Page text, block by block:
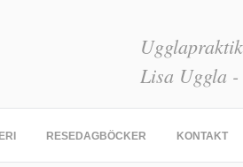
Lisa Uggla
RESEDAGBÖCKER KONTAKT